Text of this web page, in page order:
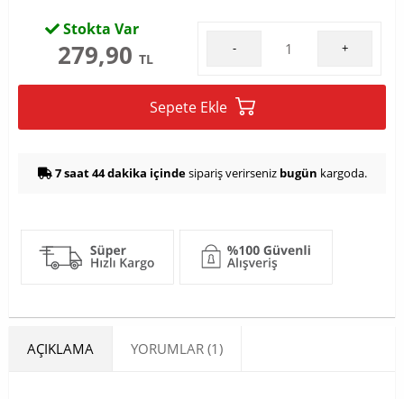
Stokta Var
279,90 TL
- +
Sepete Ekle
7 saat 44 dakika içindesipariş verirseniz bugün kargoda.
AÇIKLAMA YORUMLAR (1)